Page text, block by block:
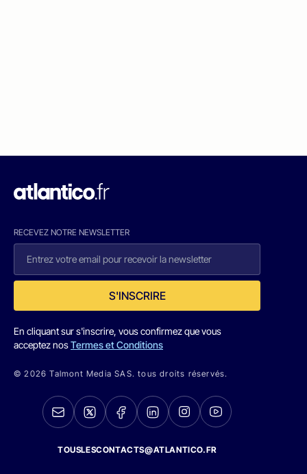
RECEVEZ NOTRE NEWSLETTER
S'INSCRIRE
En cliquant sur s'inscrire, vous confirmez que vous
acceptez nosTermes et Conditions
© 2026 Talmont Media SAS. tous droits réservés.
TOUSLESCONTACTS@ATLANTICO.FR